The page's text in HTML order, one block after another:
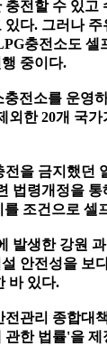
전할 수 있고
다. 그러나
충전소도 셀
중이다.
전소를 운영
외한 20개 국
을 금지했던
법령개정을
조건으로 셀
발생한 강원
안전성을 보
바 있다.
관리 종합대
한 법률'을 제